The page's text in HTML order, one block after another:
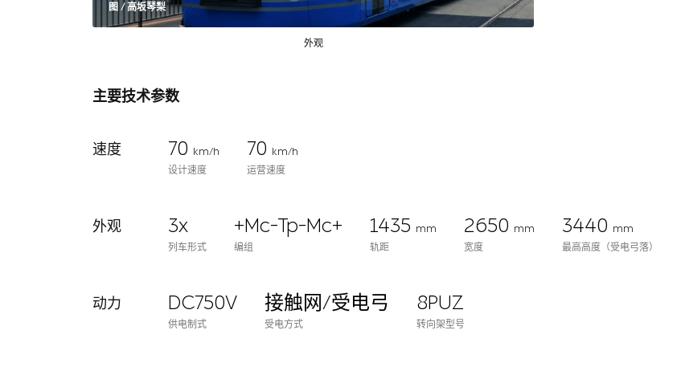
图 / 高坂琴梨
外观
主要技术参数
速度 70 km/h
设计速度
70 km/h
运营速度
外观 3x
列车形式
+Mc-Tp-Mc+
编组
1435 mm
轨距
2650 mm
宽度
3440 mm
最高高度（受电弓落）
动力 DC750V
供电制式
接触网/受电弓
受电方式
8PUZ
转向架型号